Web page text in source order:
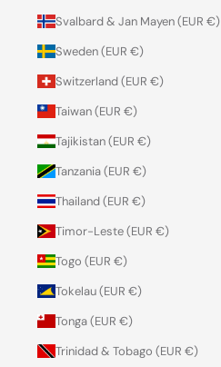
Svalbard & Jan Mayen (EUR €)
Sweden (EUR €)
Switzerland (EUR €)
Taiwan (EUR €)
Tajikistan (EUR €)
Tanzania (EUR €)
Thailand (EUR €)
Timor-Leste (EUR €)
Togo (EUR €)
Tokelau (EUR €)
Tonga (EUR €)
Trinidad & Tobago (EUR €)